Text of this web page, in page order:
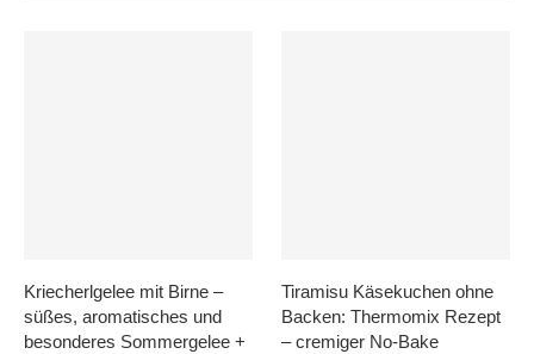
Kriecherlgelee mit Birne –
süßes, aromatisches und
besonderes Sommergelee +
Tiramisu Käsekuchen ohne
Backen: Thermomix Rezept
– cremiger No-Bake